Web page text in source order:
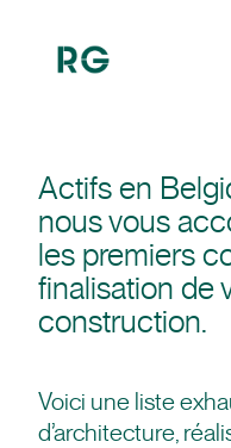
Actifs en
nous vous
les premiers
finalisation de
construction.
Voici une liste
d’architecture,